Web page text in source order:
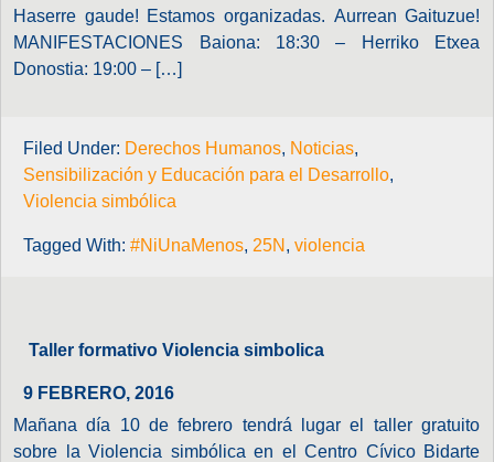
Haserre gaude! Estamos organizadas. Aurrean Gaituzue!
MANIFESTACIONES Baiona: 18:30 – Herriko Etxea
Donostia: 19:00 – […]
Filed Under: Derechos Humanos, Noticias,
Sensibilización y Educación para el Desarrollo,
Violencia simbólica
Tagged With: #NiUnaMenos, 25N , violencia
Taller formativo Violencia simbolica
9 FEBRERO, 2016
Mañana día 10 de febrero tendrá lugar el taller gratuito
sobre la Violencia simbólica en el Centro Cívico Bidarte